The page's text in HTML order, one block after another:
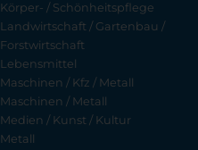
Körper- / Schönheitspflege
Landwirtschaft / Gartenbau /
Forstwirtschaft
Lebensmittel
Maschinen / Kfz / Metall
Maschinen / Metall
Medien / Kunst / Kultur
Metall